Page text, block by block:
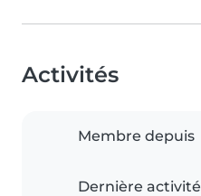
Activités
Membre depuis
Dernière activité